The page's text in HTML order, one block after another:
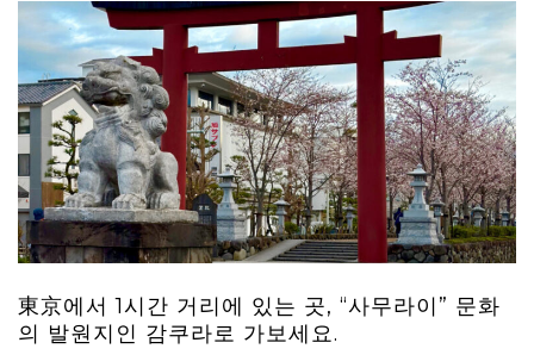
東京에서 1시간 거리에 있는 곳, “사무라이” 문화
의 발원지인 감쿠라로 가보세요.